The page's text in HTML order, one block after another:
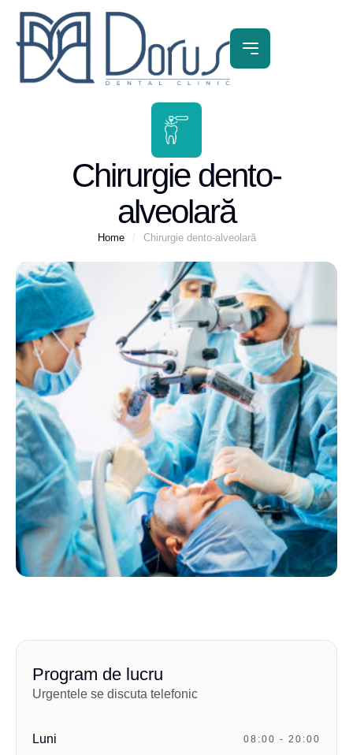
Chirurgie dento-
alveolară
Home / Chirurgie dento-alveolară
Program de lucru
Urgentele se discuta telefonic
Luni 08:00 - 20:00